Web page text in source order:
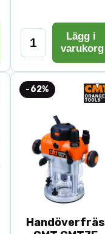
Lägg i
varukorg
-62%
Handöverfräs